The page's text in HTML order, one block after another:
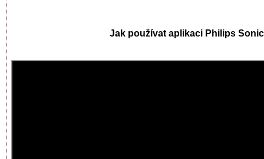
Jak používat aplikaci Philips